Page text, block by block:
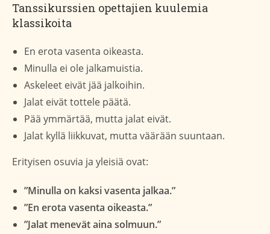
Tanssikurssien opettajien kuulemia
klassikoita
En erota vasenta oikeasta.
Minulla ei ole jalkamuistia.
Askeleet eivät jää jalkoihin.
Jalat eivät tottele päätä.
Pää ymmärtää, mutta jalat eivät.
Jalat kyllä liikkuvat, mutta väärään suuntaan.
Erityisen osuvia ja yleisiä ovat:
”Minulla on kaksi vasenta jalkaa.”
”En erota vasenta oikeasta.”
”Jalat menevät aina solmuun.”